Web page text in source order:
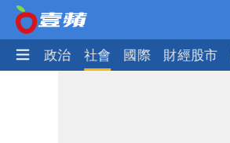
生活 政治 社會 國際 財經股市